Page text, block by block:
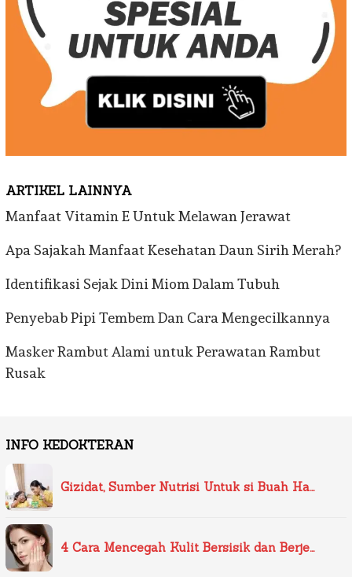
ARTIKEL LAINNYA
Manfaat Vitamin E Untuk Melawan Jerawat
Apa Sajakah Manfaat Kesehatan Daun Sirih Merah?
Identifikasi Sejak Dini Miom Dalam Tubuh
Penyebab Pipi Tembem Dan Cara Mengecilkannya
Masker Rambut Alami untuk Perawatan Rambut
Rusak
INFO KEDOKTERAN
Gizidat, Sumber Nutrisi Untuk si Buah Ha…
4 Cara Mencegah Kulit Bersisik dan Berje…